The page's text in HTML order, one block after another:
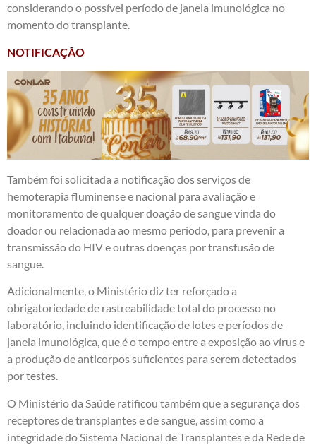
considerando o possível período de janela imunológica no
momento do transplante.
NOTIFICAÇÃO
Também foi solicitada a notificação dos serviços de
hemoterapia fluminense e nacional para avaliação e
monitoramento de qualquer doação de sangue vinda do
doador ou relacionada ao mesmo período, para prevenir a
transmissão do HIV e outras doenças por transfusão de
sangue.
Adicionalmente, o Ministério diz ter reforçado a
obrigatoriedade de rastreabilidade total do processo no
laboratório, incluindo identificação de lotes e períodos de
janela imunológica, que é o tempo entre a exposição ao vírus e
a produção de anticorpos suficientes para serem detectados
por testes.
O Ministério da Saúde ratificou também que a segurança dos
receptores de transplantes e de sangue, assim como a
integridade do Sistema Nacional de Transplantes e da Rede de